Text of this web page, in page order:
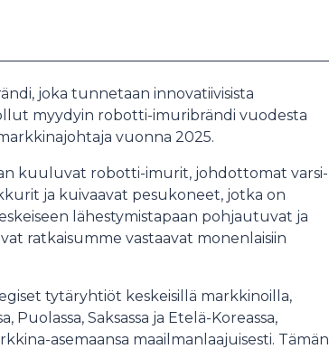
joka tunnetaan innovatiivisista
myydyin robotti-imuribrändi vuodesta
vuonna 2025.
kuuluvat robotti-imurit, johdottomat varsi-
ja kuivaavat pesukoneet, jotka on
lähestymistapaan pohjautuvat ja
ratkaisumme vastaavat monenlaisiin
tytäryhtiöt keskeisillä markkinoilla,
Puolassa, Saksassa ja Etelä-Koreassa,
asemaansa maailmanlaajuisesti. Tämän